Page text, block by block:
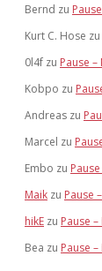
Bernd zu
Kurt C. Hose zu
0l4f zu Pause
Kobpo zu
Andreas zu
Marcel zu
Embo zu
Maik zu Pause
hikE zu Pause
Bea zu Pause